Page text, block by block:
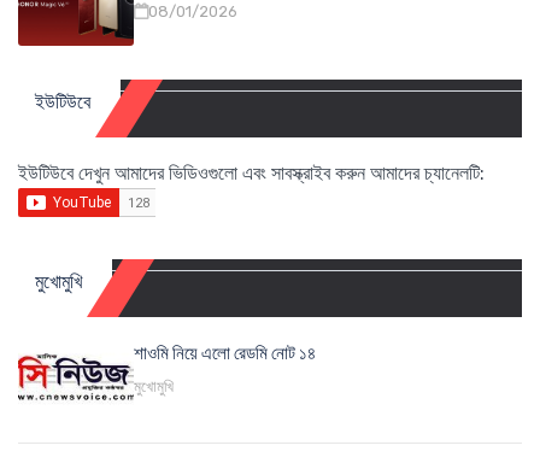
08/01/2026
ইউটিউবে
ইউটিউবে দেখুন আমাদের ভিডিওগুলো এবং সাবস্ক্রাইব করুন আমাদের চ্যানেলটি:
মুখোমুখি
শাওমি নিয়ে এলো রেডমি নোট ১৪
মুখোমুখি